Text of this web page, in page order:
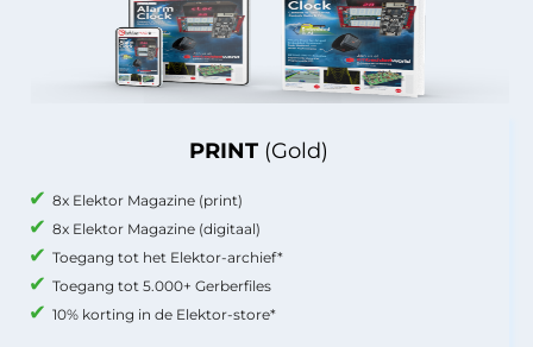
PRINT (Gold)
8x Elektor Magazine (print)
8x Elektor Magazine (digitaal)
Toegang tot het Elektor-archief*
Toegang tot 5.000+ Gerberfiles
10% korting in de Elektor-store*